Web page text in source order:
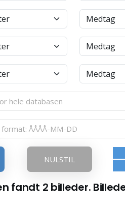
NULSTIL
fandt 2 billeder.